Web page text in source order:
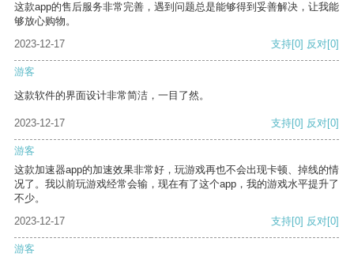
这款app的售后服务非常完善，遇到问题总是能够得到妥善解决，让我能
够放心购物。
2023-12-17
支持[0] 反对[0]
游客
这款软件的界面设计非常简洁，一目了然。
2023-12-17 支持[0] 反对[0]
游客
这款加速器app的加速效果非常好，玩游戏再也不会出现卡顿、掉线的情
况了。我以前玩游戏经常会输，现在有了这个app，我的游戏水平提升了
不少。
2023-12-17
支持[0] 反对[0]
游客